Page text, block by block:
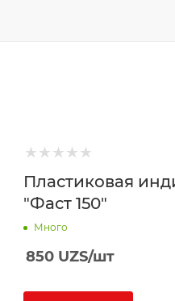
Пластиковая
"Фаст 150"
Много
850UZS/шт